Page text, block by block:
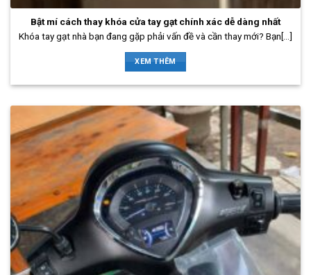
Bật mí cách thay khóa cửa tay gạt chính xác dễ dàng nhất
Khóa tay gạt nhà bạn đang gặp phải vấn đề và cần thay mới? Bạn[...]
XEM THÊM